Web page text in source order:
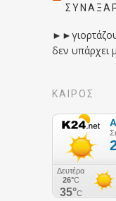
δεν υπάρχει
ΚΑΙΡΟΣ